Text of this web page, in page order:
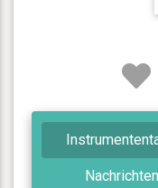
Nachrichten